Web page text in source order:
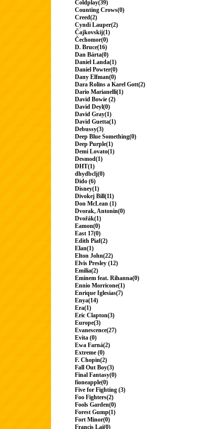
Coldplay(39)
Counting Crows(0)
Creed(2)
Cyndi Lauper(2)
Čajkovskij(1)
Čechomor(0)
D. Bruce(16)
Dan Bárta(0)
Daniel Landa(1)
Daniel Powter(0)
Dany Elfman(0)
Dara Rolins a Karel Gott(2)
Dario Marianelli(1)
David Bowie (2)
David Deyl(0)
David Gray(1)
David Guetta(1)
Debussy(3)
Deep Blue Something(0)
Deep Purple(1)
Demi Lovato(1)
Desmod(1)
DHT(1)
dhydbclj(0)
Dido (6)
Disney(1)
Divokej Bill(11)
Don McLean (1)
Dvorak, Antonin(0)
Dvořák(1)
Eamon(0)
East 17(0)
Edith Piaf(2)
Elan(1)
Elton John(22)
Elvis Presley (12)
Emilia(2)
Eminem feat. Rihanna(0)
Ennio Morricone(1)
Enrique Iglesias(7)
Enya(14)
Era(1)
Eric Clapton(3)
Europe(3)
Evanescence(27)
Evita (0)
Ewa Farná(2)
Extreme (0)
F. Chopin(2)
Fall Out Boy(3)
Final Fantasy(0)
fioneapple(0)
Five for Fighting (3)
Foo Fighters(2)
Fools Garden(0)
Forest Gump(1)
Fort Minor(0)
Francis Lai(0)